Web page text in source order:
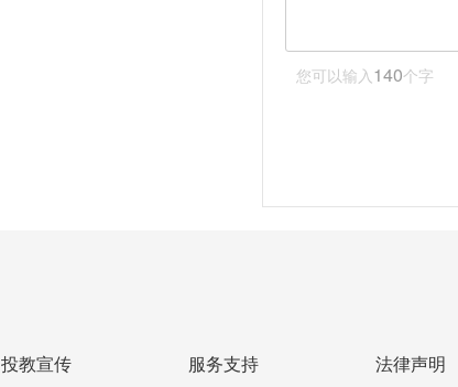
您可以输入 140个字
投教宣传 服务支持 法律声明